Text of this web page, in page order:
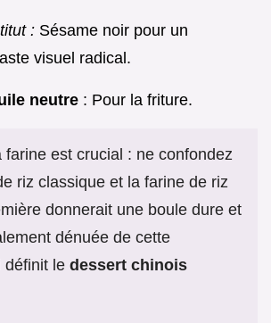
: Sésame noir pour un
visuel radical.
neutre : Pour la friture.
farine est crucial : ne confondez
riz classique et la farine de riz
donnerait une boule dure et
dénuée de cette
définit le dessert chinois